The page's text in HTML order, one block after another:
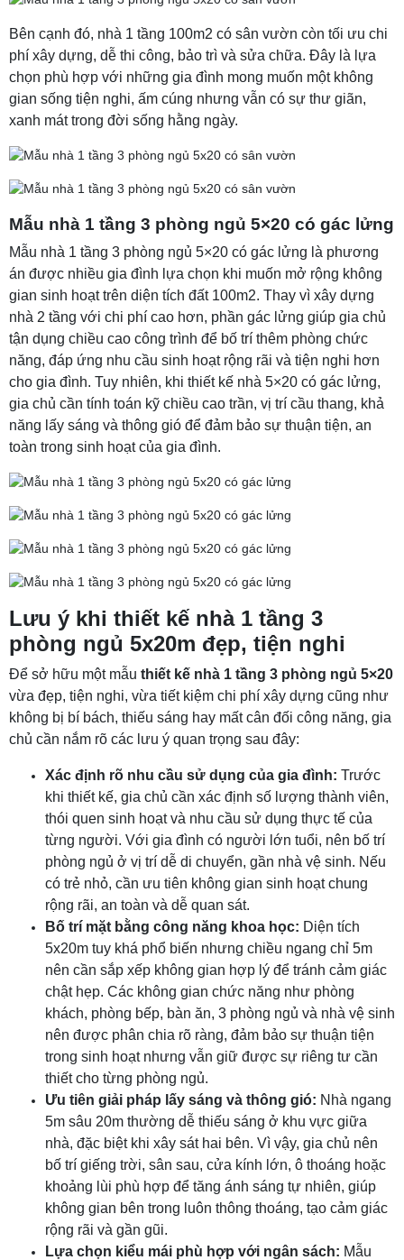
Bên cạnh đó, nhà 1 tầng 100m2 có sân vườn còn tối ưu chi
phí xây dựng, dễ thi công, bảo trì và sửa chữa. Đây là lựa
chọn phù hợp với những gia đình mong muốn một không
gian sống tiện nghi, ấm cúng nhưng vẫn có sự thư giãn,
xanh mát trong đời sống hằng ngày.
Mẫu nhà 1 tầng 3 phòng ngủ 5×20 có gác lửng
Mẫu nhà 1 tầng 3 phòng ngủ 5×20 có gác lửng là phương
án được nhiều gia đình lựa chọn khi muốn mở rộng không
gian sinh hoạt trên diện tích đất 100m2. Thay vì xây dựng
nhà 2 tầng với chi phí cao hơn, phần gác lửng giúp gia chủ
tận dụng chiều cao công trình để bố trí thêm phòng chức
năng, đáp ứng nhu cầu sinh hoạt rộng rãi và tiện nghi hơn
cho gia đình. Tuy nhiên, khi thiết kế nhà 5×20 có gác lửng,
gia chủ cần tính toán kỹ chiều cao trần, vị trí cầu thang, khả
năng lấy sáng và thông gió để đảm bảo sự thuận tiện, an
toàn trong sinh hoạt của gia đình.
Lưu ý khi thiết kế nhà 1 tầng 3
phòng ngủ 5x20m đẹp, tiện nghi
Để sở hữu một mẫu thiết kế nhà 1 tầng 3 phòng ngủ 5×20
vừa đẹp, tiện nghi, vừa tiết kiệm chi phí xây dựng cũng như
không bị bí bách, thiếu sáng hay mất cân đối công năng, gia
chủ cần nắm rõ các lưu ý quan trọng sau đây:
Xác định rõ nhu cầu sử dụng của gia đình: Trước
khi thiết kế, gia chủ cần xác định số lượng thành viên,
thói quen sinh hoạt và nhu cầu sử dụng thực tế của
từng người. Với gia đình có người lớn tuổi, nên bố trí
phòng ngủ ở vị trí dễ di chuyển, gần nhà vệ sinh. Nếu
có trẻ nhỏ, cần ưu tiên không gian sinh hoạt chung
rộng rãi, an toàn và dễ quan sát.
Bố trí mặt bằng công năng khoa học: Diện tích
5x20m tuy khá phổ biến nhưng chiều ngang chỉ 5m
nên cần sắp xếp không gian hợp lý để tránh cảm giác
chật hẹp. Các không gian chức năng như phòng
khách, phòng bếp, bàn ăn, 3 phòng ngủ và nhà vệ sinh
nên được phân chia rõ ràng, đảm bảo sự thuận tiện
trong sinh hoạt nhưng vẫn giữ được sự riêng tư cần
thiết cho từng phòng ngủ.
Ưu tiên giải pháp lấy sáng và thông gió: Nhà ngang
5m sâu 20m thường dễ thiếu sáng ở khu vực giữa
nhà, đặc biệt khi xây sát hai bên. Vì vậy, gia chủ nên
bố trí giếng trời, sân sau, cửa kính lớn, ô thoáng hoặc
khoảng lùi phù hợp để tăng ánh sáng tự nhiên, giúp
không gian bên trong luôn thông thoáng, tạo cảm giác
rộng rãi và gần gũi.
Lựa chọn kiểu mái phù hợp với ngân sách: Mẫu